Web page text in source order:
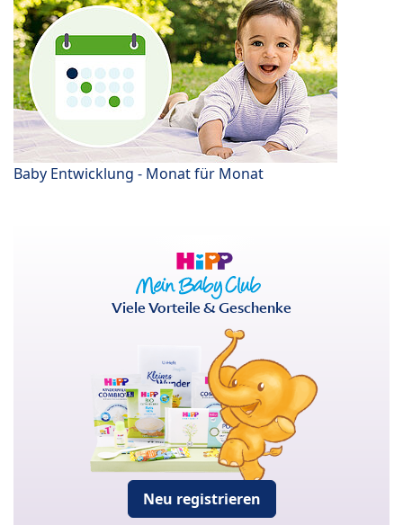
Baby Entwicklung - Monat für Monat
Viele Vorteile & Geschenke
Neu registrieren